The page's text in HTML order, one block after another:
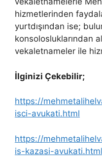
hizmetlerinden
yurtdışından ise;
konsolosluklarından
vekaletnameler ile
İlginizi Çekebilir;
https://
isci-avukati.html
https://
is-kazasi-avukati.html